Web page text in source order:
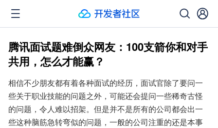
腾讯面试题难倒众网友：100支箭你和对手
共用，怎么才能赢？
相信不少朋友都有着各种面试的经历，面试官除了要问一
些关于职业技能的问题之外，可能还会提问一些稀奇古怪
的问题，令人难以招架。但是并不是所有的公司都会出一
些这种脑筋急转弯似的问题，一般的公司注重的还是本事